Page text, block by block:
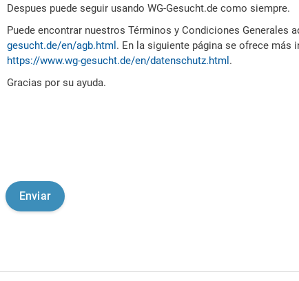
Despues puede seguir usando WG-Gesucht.de como siempre.
Puede encontrar nuestros Términos y Condiciones Generales
gesucht.de/en/agb.html . En la siguiente página se ofrece
https://www.wg-gesucht.de/en/datenschutz.html .
Gracias por su ayuda.